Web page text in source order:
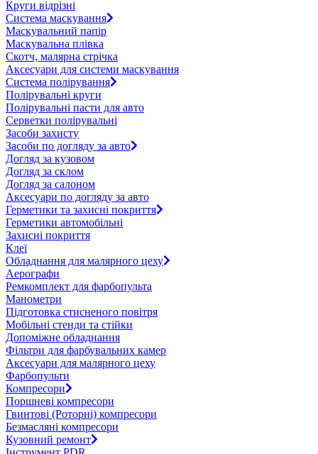
Круги відрізні
Система маскування
Маскувальний папір
Маскувальна плівка
Скотч, малярна стрічка
Аксесуари для системи маскування
Система полірування
Полірувальні круги
Полірувальні пасти для авто
Серветки полірувальні
Засоби захисту
Засоби по догляду за авто
Догляд за кузовом
Догляд за склом
Догляд за салоном
Аксесуари по догляду за авто
Герметики та захисні покриття
Герметики автомобільні
Захисні покриття
Клеї
Обладнання для малярного цеху
Аерографи
Ремкомплект для фарбопульта
Манометри
Підготовка стисненого повітря
Мобільні стенди та стійки
Допоміжне обладнання
Фільтри для фарбувальних камер
Аксесуари для малярного цеху
Фарбопульти
Компресори
Поршневі компресори
Гвинтові (Роторні) компресори
Безмасляні компресори
Кузовний ремонт